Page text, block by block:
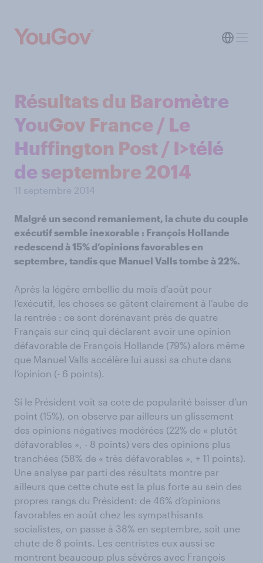
Résultats du Baromètre
YouGov France / Le
Huffington Post / I>télé
de septembre 2014
11 septembre 2014
Malgré un second remaniement, la chute du couple
exécutif semble inexorable : François Hollande
redescend à 15% d’opinions favorables en
septembre, tandis que Manuel Valls tombe à 22%.
Après la légère embellie du mois d’août pour
l’exécutif, les choses se gâtent clairement à l’aube de
la rentrée : ce sont dorénavant près de quatre
Français sur cinq qui déclarent avoir une opinion
défavorable de François Hollande (79%) alors même
que Manuel Valls accélère lui aussi sa chute dans
l’opinion (- 6 points).
Si le Président voit sa cote de popularité baisser d’un
point (15%), on observe par ailleurs un glissement
des opinions négatives modérées (22% de « plutôt
défavorables », - 8 points) vers des opinions plus
tranchées (58% de « très défavorables », + 11 points).
Une analyse par parti des résultats montre par
ailleurs que cette chute est la plus forte au sein des
propres rangs du Président: de 46% d’opinions
favorables en août chez les sympathisants
socialistes, on passe à 38% en septembre, soit une
chute de 8 points. Les centristes eux aussi se
montrent beaucoup plus sévères avec François